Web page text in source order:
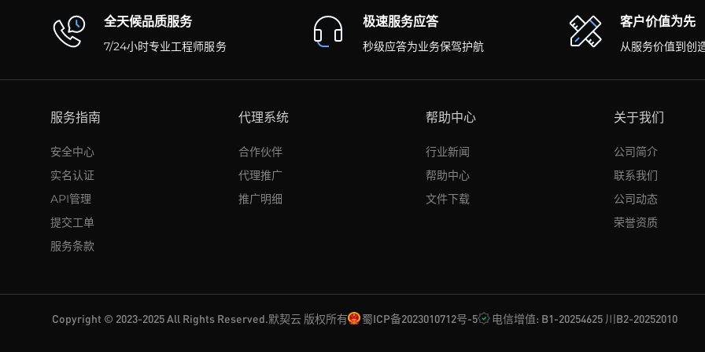
全天候品质服务
7/24小时专业工程师服务
极速服务应答
秒级应答为业务保驾护航
客户价值为先
从服务价值到创
服务指南
安全中心
实名认证
API管理
提交工单
服务条款
代理系统
合作伙伴
代理推广
推广明细
帮助中心
行业新闻
帮助中心
文件下载
关于我们
公司简介
联系我们
公司动态
荣誉资质
Copyright © 2023-2025 All Rights Reserved.默契云 版权所有 蜀ICP备2023010712号-5 电信增值: B1-20254625 川B2-20252010